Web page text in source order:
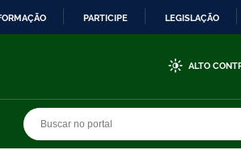
PARTICIPE LEGISLAÇÃO
ALTO